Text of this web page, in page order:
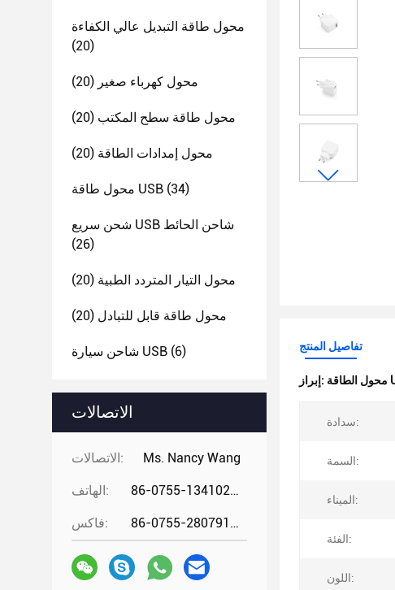
محول طاقة التبديل عالي الكفاءة
(20)
محول كهرباء صغير (20)
محول طاقة سطح المكتب (20)
محول إمدادات الطاقة (20)
محول طاقة USB (34)
شحن سريع USB شاحن الحائط
(26)
محول التيار المتردد الطبية (20)
محول طاقة قابل للتبادل (20)
شاحن سيارة USB (6)
الاتصالات
الاتصالات: Ms. Nancy Wang
الهاتف: 86-0755-13410274294
فاكس: 86-0755-28079166
تفاصيل المنتج
إبراز:
سدادة:
السمة:
الميناء:
الفئة:
اللون: